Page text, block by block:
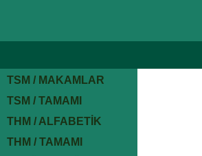
TSM / MAKAMLAR
TSM / TAMAMI
THM / ALFABETİK
THM / TAMAMI